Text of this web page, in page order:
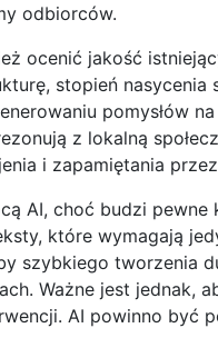
odbiorców.
ocenić jakość
stopień
pomysłów
z lokalną
i zapamiętania
AI, choć budzi
które wymagają
szybkiego tworzenia
Ważne jest jednak,
AI powinno być